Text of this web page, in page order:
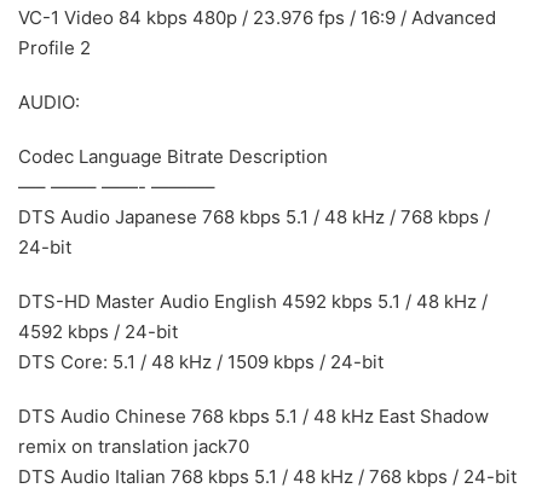
VC-1 Video 84 kbps 480p / 23.976 fps / 16:9 / Advanced
Profile 2
AUDIO:
Codec Language Bitrate Description
—– ——– ——- ———–
DTS Audio Japanese 768 kbps 5.1 / 48 kHz / 768 kbps /
24-bit
DTS-HD Master Audio English 4592 kbps 5.1 / 48 kHz /
4592 kbps / 24-bit
DTS Core: 5.1 / 48 kHz / 1509 kbps / 24-bit
DTS Audio Chinese 768 kbps 5.1 / 48 kHz East Shadow
remix on translation jack70
DTS Audio Italian 768 kbps 5.1 / 48 kHz / 768 kbps / 24-bit